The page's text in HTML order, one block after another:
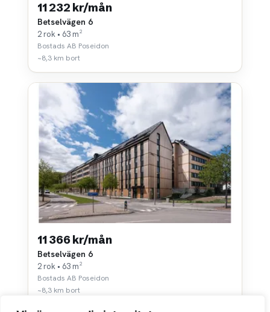
11 232 kr/mån
Betselvägen 6
2 rok • 63 m²
Bostads AB Poseidon
~8,3 km bort
11 366 kr/mån
Betselvägen 6
2 rok • 63 m²
Bostads AB Poseidon
~8,3 km bort